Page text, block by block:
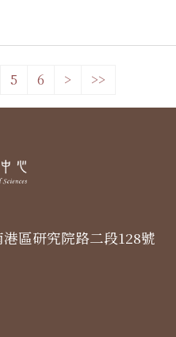
5 6 > >>
區研究院路二段128號